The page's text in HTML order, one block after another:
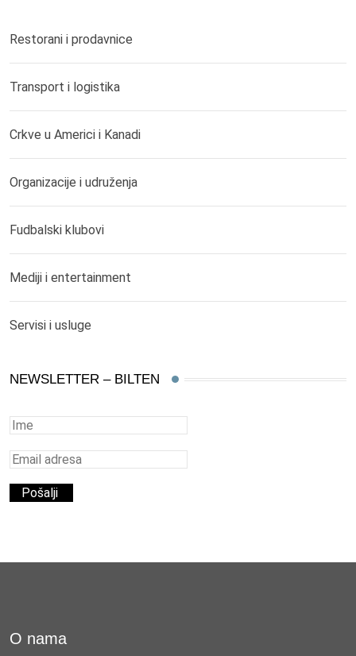
Restorani i prodavnice
Transport i logistika
Crkve u Americi i Kanadi
Organizacije i udruženja
Fudbalski klubovi
Mediji i entertainment
Servisi i usluge
NEWSLETTER – BILTEN
O nama